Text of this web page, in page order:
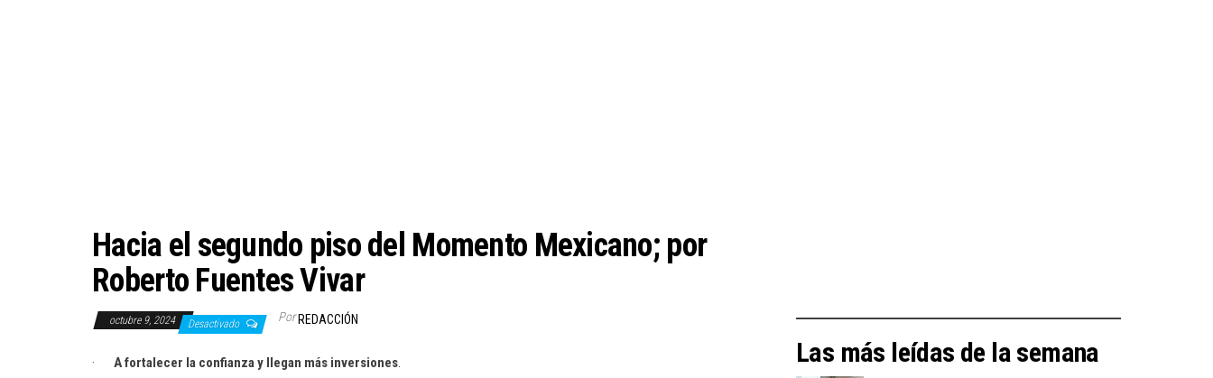
Hacia el segundo piso del Momento Mexicano; por
Roberto Fuentes Vivar
octubre 9, 2024 Desactivado Por REDACCIÓN
· A fortalecer la confianza y llegan más inversiones. Las más leídas de la semana